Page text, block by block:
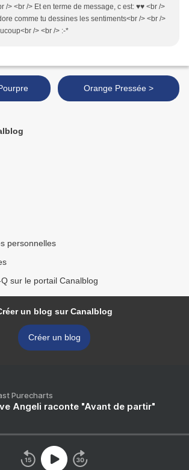
/> <br /> Et en terme de message, c est: ♥♥ <br />
comme tu dessines les sentiments<br /> <br />
/> <br /> :-*
Orange Pressée >
personnelles
sur le portail Canalblog
un blog sur Canalblog
Créer un blog
Purecharts
Angeli raconte "Avant de partir"